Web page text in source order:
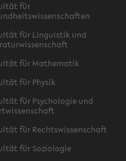
für
für Linguistik und
für Mathematik
für Physik
für Psychologie und
für Rechtswissenschaft
für Soziologie